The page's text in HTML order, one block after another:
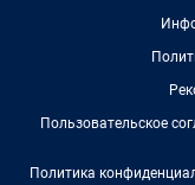
Пользовательское
Политика